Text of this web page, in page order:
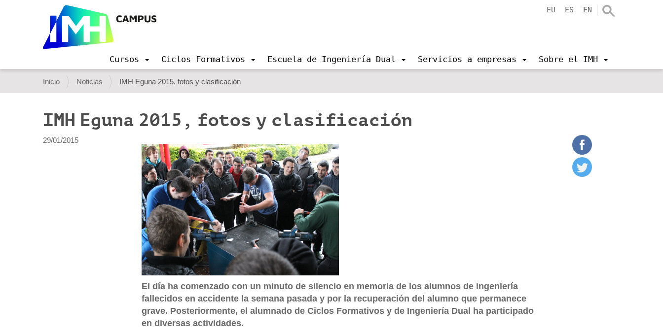
EU ES EN
v
a
c
i
Cursos Ciclos Formativos Escuela de Ingeniería Dual Servicios a empresas Sobre el IMH
U
s
e
d
Inicio Noticias IMH Eguna 2015, fotos y clasificación
IMH Eguna 2015, fotos y clasificación
29/01/2015
El día ha comenzado con un minuto de silencio en memoria de los alumnos de ingeniería
fallecidos en accidente la semana pasada y por la recuperación del alumno que permanece
grave. Posteriormente, el alumnado de Ciclos Formativos y de Ingeniería Dual ha participado
en diversas actividades.